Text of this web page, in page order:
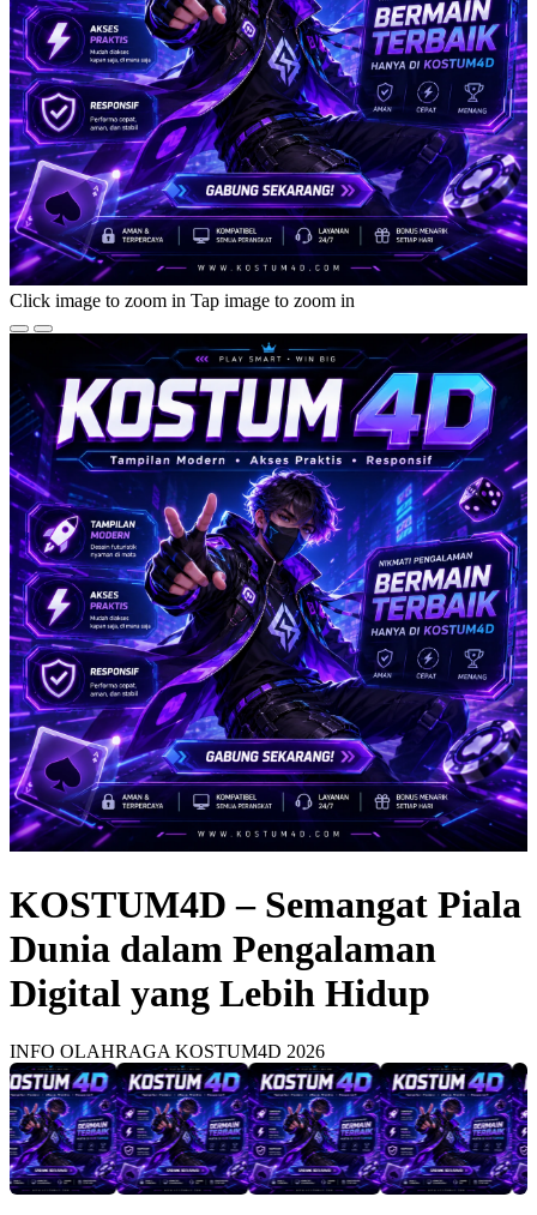
Click image to zoom in Tap image to zoom in
KOSTUM4D – Semangat Piala
Dunia dalam Pengalaman
Digital yang Lebih Hidup
INFO OLAHRAGA KOSTUM4D 2026